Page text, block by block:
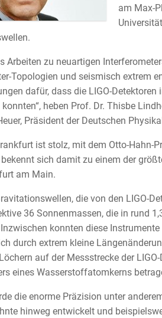
am Max-
Arbeiten zu neuartigen
Topologien und seismisch extrem
dafür, dass die LIGO-
heben Prof. Dr. Thisbe
Präsident der Deutschen
ist stolz, mit dem Otto-Hahn-
sich damit zu einem der
am Main.
die von den LIGO-
36 Sonnenmassen, die in rund
konnten diese
durch extrem kleine
auf der Messstrecke der
eines Wasserstoffatomkerns
die enorme Präzision unter
hinweg entwickelt und